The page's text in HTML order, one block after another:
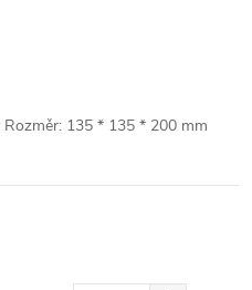
Rozměr: 135 * 135 * 200 mm